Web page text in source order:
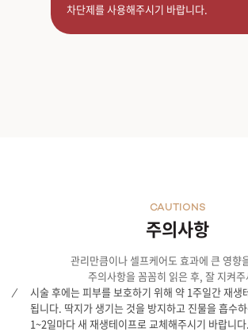
차단제를 사용해주시기 바랍니다.
주의사항
CAUTIONS
관리만큼이나 셀프케어도 효과에 큰 영향
주의사항을 꼼꼼히 읽은 후, 잘 지켜
시술 후에는 피부를 보호하기 위해 약 1주일간 재생
됩니다. 딱지가 생기는 것을 방지하고 진물을 흡수
1~2일마다 새 재생테이프로 교체해주시기 바랍니다.